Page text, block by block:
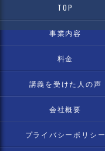
TOP
事業内容
料金
講義を受けた人の声
会社概要
プライバシーポリシー